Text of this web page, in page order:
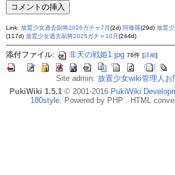
Link: 放置少女過去副将2026ガチャ7月(2d) 阿修羅(29d) 放置
(117d) 放置少女過去副将2025ガチャ10月(244d)
添付ファイル: 非天の戦姫1.jpg 76件 [詳細]
Site admin: 放置少女wiki管理人お
PukiWiki 1.5.1© 2001-2016 PukiWiki
180style. Powered by PHP . HTML